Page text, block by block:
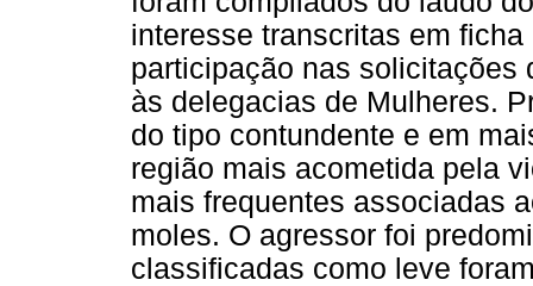
interesse transcritas em
participação nas solicitações
às delegacias de Mulheres.
do tipo contundente e em
região mais acometida pela
mais frequentes associadas
moles. O agressor foi
classificadas como leve